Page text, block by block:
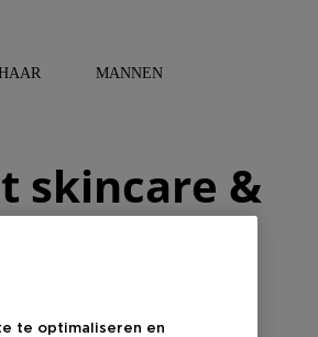
MANNEN
skincare &
te optimaliseren en